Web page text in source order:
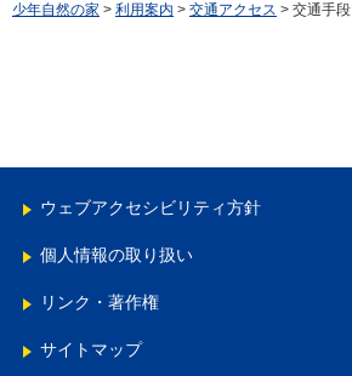
少年自然の家 > 利用案内 > 交通アクセス > 交通手段
ウェブアクセシビリティ方針
個人情報の取り扱い
リンク・著作権
サイトマップ